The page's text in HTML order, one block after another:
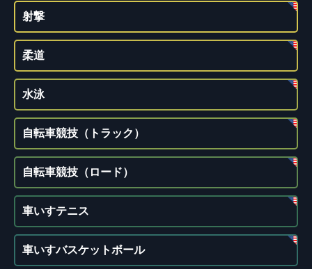
射撃
柔道
水泳
自転車競技（トラック）
自転車競技（ロード）
車いすテニス
車いすバスケットボール